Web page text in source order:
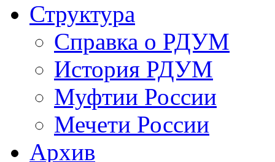
Структура
Справка о РДУМ
История РДУМ
Муфтии России
Мечети России
Архив